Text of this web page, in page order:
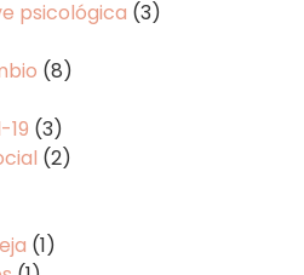
psicológica (3)
(8)
(3)
(2)
(1)